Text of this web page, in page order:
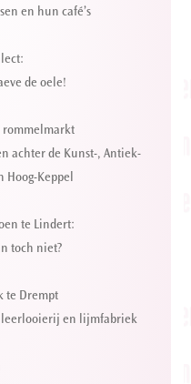
en hun café’s
de oele!
rommelmarkt
achter de Kunst-, Antiek-
Hoog-Keppel
te Lindert:
toch niet?
te Drempt
leerlooierij en lijmfabriek